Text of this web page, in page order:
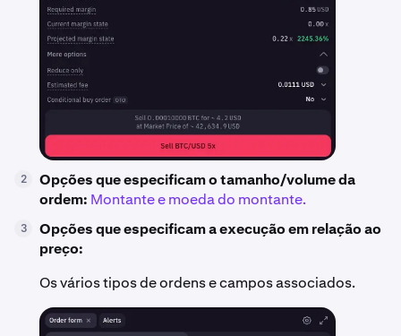
2
Opções que especificam o tamanho/volume da
ordem: Montante e moeda do montante.
3
Opções que especificam a execução em relação ao
preço:
Os vários tipos de ordens e campos associados.